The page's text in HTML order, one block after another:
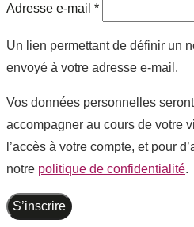
Adresse e-mail *
Un lien permettant de définir un
envoyé à votre adresse e-mail.
Vos données personnelles
accompagner au cours de votre
l’accès à votre compte, et pour
notre politique de confidentialité.
S’inscrire